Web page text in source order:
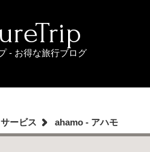
- お得な旅行ブログ
ービス ahamo - アハモ